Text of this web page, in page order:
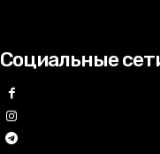
Социальные